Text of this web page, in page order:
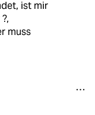
ist mir
muss